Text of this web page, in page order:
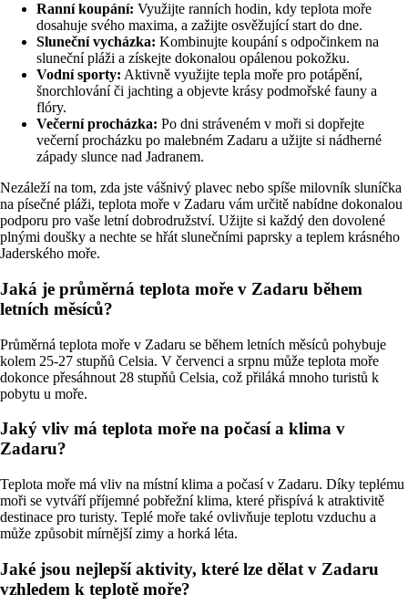
Ranní koupání: Využijte ranních hodin, kdy teplota moře
dosahuje svého maxima, a zažijte osvěžující start do dne.
Sluneční vycházka: Kombinujte koupání s odpočinkem na
sluneční pláži a získejte dokonalou opálenou pokožku.
Vodní sporty: Aktivně využijte tepla moře pro potápění,
šnorchlování či jachting a objevte krásy podmořské fauny a
flóry.
Večerní procházka: Po dni stráveném v moři si dopřejte
večerní procházku po malebném Zadaru a užijte si nádherné
západy slunce nad Jadranem.
Nezáleží na tom, zda jste vášnivý plavec nebo spíše milovník sluníčka
na písečné pláži, teplota moře v Zadaru vám určitě nabídne dokonalou
podporu pro vaše letní dobrodružství. Užijte si každý den dovolené
plnými doušky a nechte se hřát slunečními paprsky a teplem krásného
Jaderského moře.
Jaká je průměrná teplota moře v Zadaru během
letních měsíců?
Průměrná teplota moře v Zadaru se během letních měsíců pohybuje
kolem 25-27 stupňů Celsia. V červenci a srpnu může teplota moře
dokonce přesáhnout 28 stupňů Celsia, což přiláká mnoho turistů k
pobytu u moře.
Jaký vliv má teplota moře na počasí a klima v
Zadaru?
Teplota moře má vliv na místní klima a počasí v Zadaru. Díky teplému
moři se vytváří příjemné pobřežní klima, které přispívá k atraktivitě
destinace pro turisty. Teplé moře také ovlivňuje teplotu vzduchu a
může způsobit mírnější zimy a horká léta.
Jaké jsou nejlepší aktivity, které lze dělat v Zadaru
vzhledem k teplotě moře?